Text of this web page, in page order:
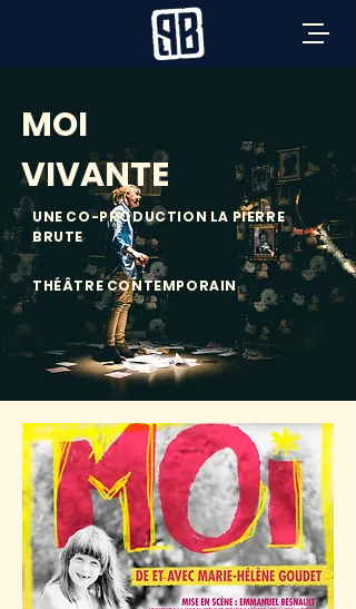
MOI
VIVANTE
UNE CO-PRODUCTION LA PIERRE
BRUTE
THÉÂTRE CONTEMPORAIN